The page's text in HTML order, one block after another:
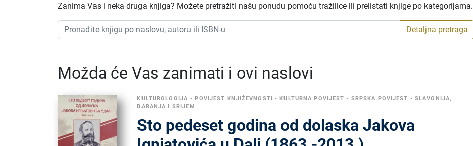
Zanima Vas i neka druga knjiga? Možete pretražiti našu ponudu pomoću tražilice ili prelistati knjige po kategorijama.
Detaljna pretraga
Možda će Vas zanimati i ovi naslovi
KULTUROLOGIJA •POVIJEST KNJIŽEVNOSTI •KULTURNA POVIJEST • SRPSKA POVIJEST • SLAVONIJA,
BARANJA I SRIJEM
Sto pedeset godina od dolaska Jakova